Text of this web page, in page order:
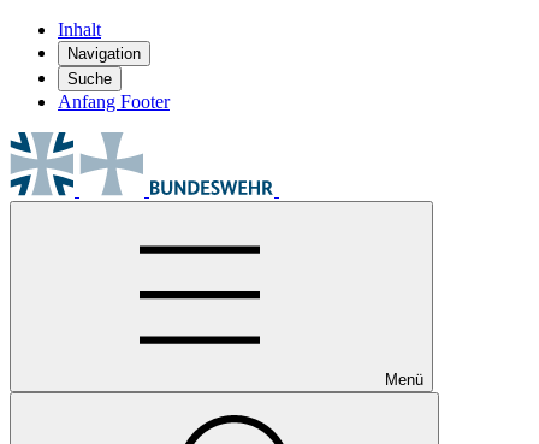
Inhalt
Navigation
Suche
Anfang Footer
Menü